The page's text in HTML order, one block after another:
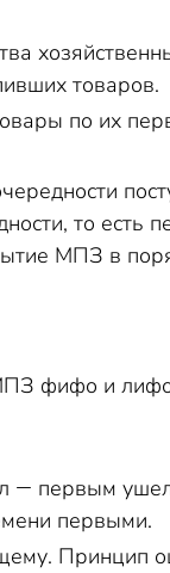
товаров.
по их
то есть
МПЗ в
фифо и
первым
первыми.
Принцип